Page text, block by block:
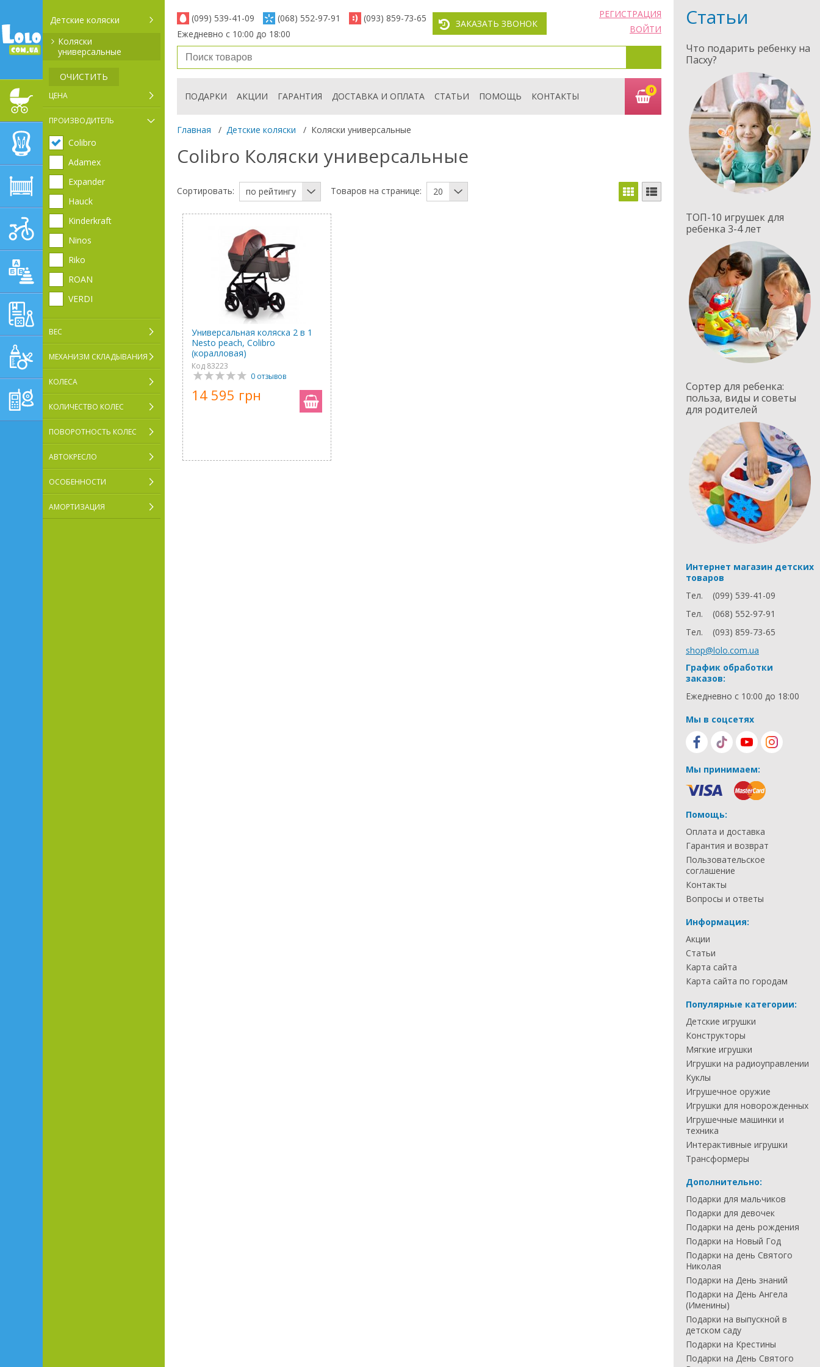
ДЕТСКИЕ КОЛЯСКИ
АВТОКРЕСЛА
ДЕТСКАЯ МЕБЕЛЬ
ДЕТСКИЙ СПОРТ И
ТРАНСПОРТ
ДЕТСКИЕ ИГРУШКИ
ОБУЧАЮЩЕ-
РАЗВИВАЮЩИЕ ТОВАРЫ
КОРМЛЕНИЕ
ТОВАРЫ ДЛЯ
РОДИТЕЛЕЙ,
ПОСТЕЛЬНЫЕ
ПРИНАДЛЕЖНОСТИ
Детские коляски
Коляски
универсальные
ОЧИСТИТЬ
ЦЕНА
ПРОИЗВОДИТЕЛЬ
Colibro
Adamex
Expander
Hauck
Kinderkraft
Ninos
Riko
ROAN
VERDI
ВЕС
МЕХАНИЗМ СКЛАДЫВАНИЯ
КОЛЕСА
КОЛИЧЕСТВО КОЛЕС
ПОВОРОТНОСТЬ КОЛЕС
АВТОКРЕСЛО
ОСОБЕННОСТИ
АМОРТИЗАЦИЯ
(099) 539-41-09 (068) 552-97-91
(093) 859-73-65
Ежедневно с 10:00 до 18:00
ЗАКАЗАТЬ ЗВОНОК
РЕГИСТРАЦИЯ
ВОЙТИ
ПОДАРКИ АКЦИИ ГАРАНТИЯ ДОСТАВКА И ОПЛАТА СТАТЬИ ПОМОЩЬ КОНТАКТЫ
0
Главная / Детские коляски / Коляски универсальные
Colibro Коляски универсальные
Сортировать: по рейтингу Товаров на странице: 20
Универсальная коляска 2 в 1
Nesto peach, Colibro
(коралловая)
Код 83223
0 отзывов
14 595 грн
Статьи
Что подарить ребенку на
Пасху?
ТОП-10 игрушек для
ребенка 3-4 лет
Сортер для ребенка:
польза, виды и советы
для родителей
Интернет магазин детских
товаров
Тел.
(099) 539-41-09
Тел.
(068) 552-97-91
Тел.
(093) 859-73-65
shop@lolo.com.ua
График обработки
заказов:
Ежедневно с 10:00 до 18:00
Мы в соцсетях
Мы принимаем:
Помощь:
Оплата и доставка
Гарантия и возврат
Пользовательское
соглашение
Контакты
Вопросы и ответы
Информация:
Акции
Статьи
Карта сайта
Карта сайта по городам
Популярные категории:
Детские игрушки
Конструкторы
Мягкие игрушки
Игрушки на радиоуправлении
Куклы
Игрушечное оружие
Игрушки для новорожденных
Игрушечные машинки и
техника
Интерактивные игрушки
Трансформеры
Дополнительно:
Подарки для мальчиков
Подарки для девочек
Подарки на день рождения
Подарки на Новый Год
Подарки на день Святого
Николая
Подарки на День знаний
Подарки на День Ангела
(Именины)
Подарки на выпускной в
детском саду
Подарки на Крестины
Подарки на День Святого